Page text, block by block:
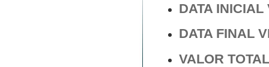
DATA INICIAL
DATA FINAL
VALOR